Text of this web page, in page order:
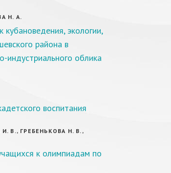
Н. А.
кубановедения, экологии,
района в
индустриального облика
воспитания
В., ГРЕБЕНЬКОВА Н. В.,
к олимпиадам по